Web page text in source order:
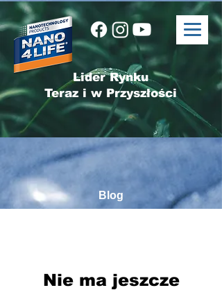
Lider Rynku
Teraz i w Przyszłości
Blog
Nie ma jeszcze